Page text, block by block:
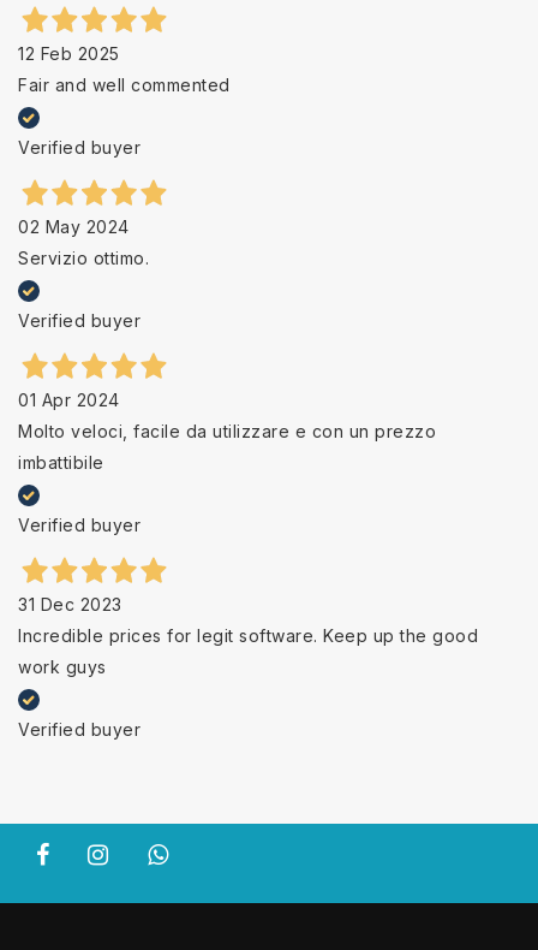
12 Feb 2025
Fair and well commented
Verified buyer
02 May 2024
Servizio ottimo.
Verified buyer
01 Apr 2024
Molto veloci, facile da utilizzare e con un prezzo
imbattibile
Verified buyer
31 Dec 2023
Incredible prices for legit software. Keep up the good
work guys
Verified buyer